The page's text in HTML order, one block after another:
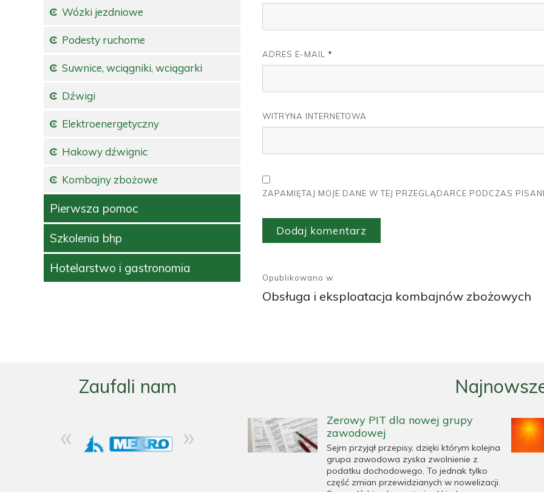
ADRES E-MAIL *
WITRYNA INTERNETOWA
ZAPAMIĘTAJ MOJE DANE W TEJ PRZEGLĄDARCE PODCZAS
T
R
wpisu
Opublikowano w
Obsługa i eksploatacja kombajnów zbożowych
Wózki jezdniowe
Podesty ruchome
Suwnice, wciągniki, wciągarki
Dźwigi
Elektroenergetyczny
Hakowy dźwignic
Kombajny zbożowe
Pierwsza pomoc
Szkolenia bhp
Hotelarstwo i gastronomia
Zaufali nam
« »
Zerowy PIT dla nowej grupy
zawodowej
Sejm przyjął przepisy, dzięki którym kolejna
grupa zawodowa zyska zwolnienie z
podatku dochodowego. To jednak tylko
część zmian przewidzianych w nowelizacji.